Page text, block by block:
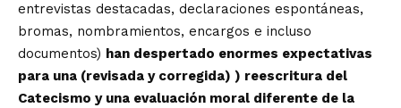
entrevistas destacadas, declaraciones espontáneas,
bromas, nombramientos, encargos e incluso
documentos) han despertado enormes expectativas
para una (revisada y corregida) ) reescritura del
Catecismo y una evaluación moral diferente de la